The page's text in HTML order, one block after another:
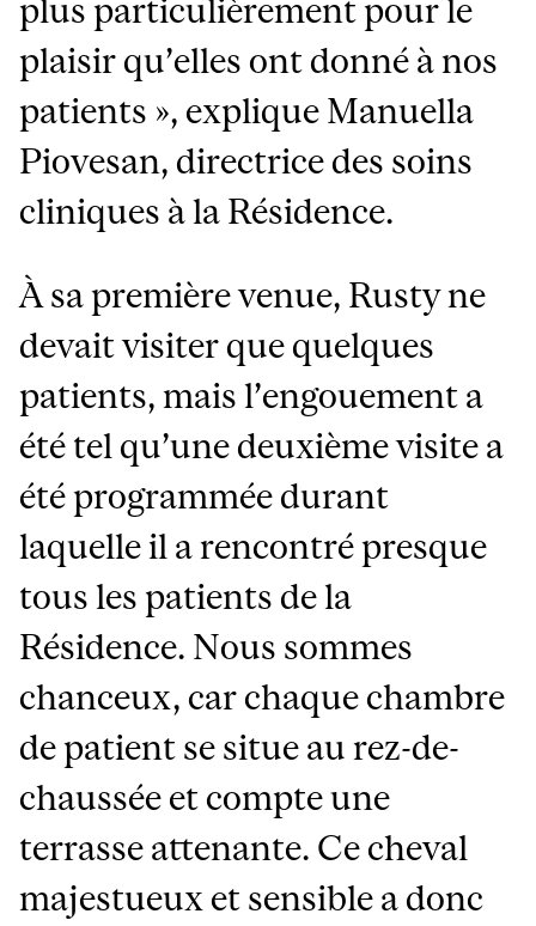
plus particulièrement pour le
plaisir qu’elles ont donné à nos
patients », explique Manuella
Piovesan, directrice des soins
cliniques à la Résidence.
À sa première venue, Rusty ne
devait visiter que quelques
patients, mais l’engouement a
été tel qu’une deuxième visite a
été programmée durant
laquelle il a rencontré presque
tous les patients de la
Résidence. Nous sommes
chanceux, car chaque chambre
de patient se situe au rez-de-
chaussée et compte une
terrasse attenante. Ce cheval
majestueux et sensible a donc